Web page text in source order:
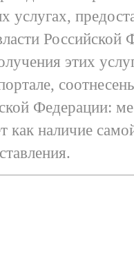
услугах,
Российской
этих
Федерации:
как наличие